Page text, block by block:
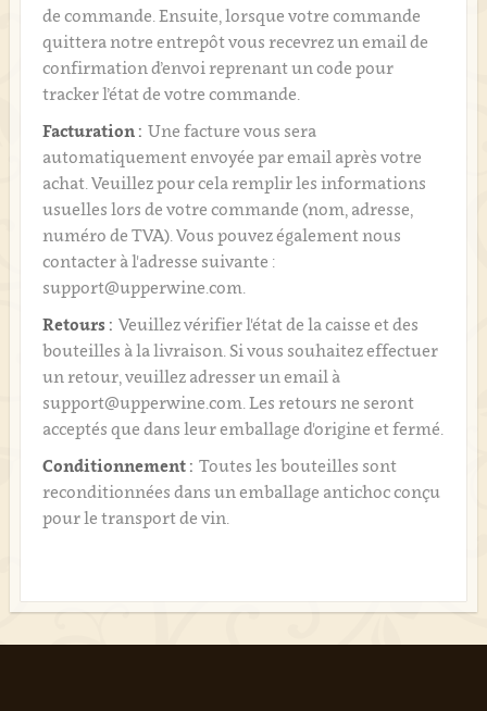
de commande. Ensuite, lorsque votre commande
quittera notre entrepôt vous recevrez un email de
confirmation d’envoi reprenant un code pour
tracker l’état de votre commande.
Facturation : Une facture vous sera
automatiquement envoyée par email après votre
achat. Veuillez pour cela remplir les informations
usuelles lors de votre commande (nom, adresse,
numéro de TVA). Vous pouvez également nous
contacter à l'adresse suivante :
support@upperwine.com.
Retours : Veuillez vérifier l'état de la caisse et des
bouteilles à la livraison. Si vous souhaitez effectuer
un retour, veuillez adresser un email à
support@upperwine.com. Les retours ne seront
acceptés que dans leur emballage d'origine et fermé.
Conditionnement : Toutes les bouteilles sont
reconditionnées dans un emballage antichoc conçu
pour le transport de vin.